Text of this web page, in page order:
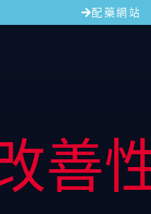
配藥網站
善